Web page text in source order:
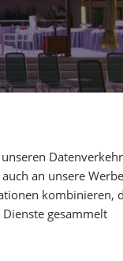
HOME
an unsere
kombinieren,
gesammelt